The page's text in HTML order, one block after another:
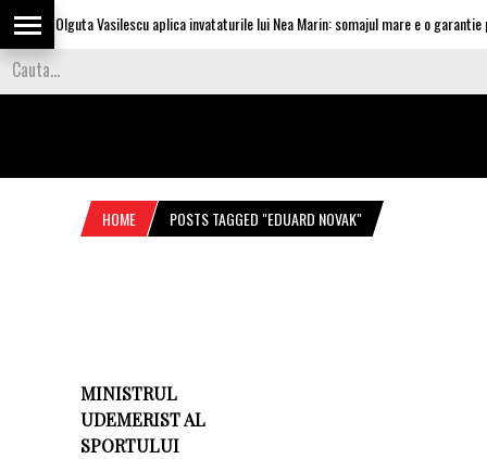
Olguta Vasilescu aplica invataturile lui Nea Marin: somajul mare e o garantie
HOME POSTS TAGGED "EDUARD NOVAK"
MINISTRUL
UDEMERIST AL
SPORTULUI